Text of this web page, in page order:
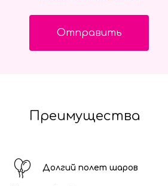
Отправить
Преимущества
Долгий полет шаров